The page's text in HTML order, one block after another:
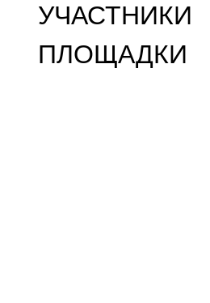
УЧАСТНИКИ
ПЛОЩАДКИ